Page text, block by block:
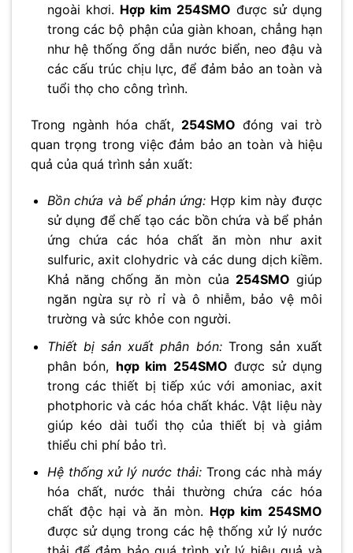
ngoài khơi. Hợp kim 254SMO được sử dụng
trong các bộ phận của giàn khoan, chẳng hạn
như hệ thống ống dẫn nước biển, neo đậu và
các cấu trúc chịu lực, để đảm bảo an toàn và
tuổi thọ cho công trình.
Trong ngành hóa chất, 254SMO đóng vai trò
quan trọng trong việc đảm bảo an toàn và hiệu
quả của quá trình sản xuất:
Bồn chứa và bể phản ứng: Hợp kim này được
sử dụng để chế tạo các bồn chứa và bể phản
ứng chứa các hóa chất ăn mòn như axit
sulfuric, axit clohydric và các dung dịch kiềm.
Khả năng chống ăn mòn của 254SMO giúp
ngăn ngừa sự rò rỉ và ô nhiễm, bảo vệ môi
trường và sức khỏe con người.
Thiết bị sản xuất phân bón:Trong sản xuất
phân bón, hợp kim 254SMO được sử dụng
trong các thiết bị tiếp xúc với amoniac, axit
photphoric và các hóa chất khác. Vật liệu này
giúp kéo dài tuổi thọ của thiết bị và giảm
thiểu chi phí bảo trì.
Hệ thống xử lý nước thải:Trong các nhà máy
hóa chất, nước thải thường chứa các hóa
chất độc hại và ăn mòn. Hợp kim 254SMO
được sử dụng trong các hệ thống xử lý nước